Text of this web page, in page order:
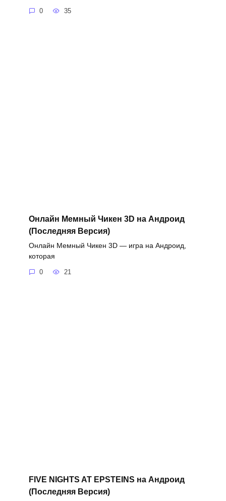
0 35
Онлайн Мемный Чикен 3D на Андроид
(Последняя Версия)
Онлайн Мемный Чикен 3D — игра на Андроид,
которая
0 21
FIVE NIGHTS AT EPSTEINS на Андроид
(Последняя Версия)